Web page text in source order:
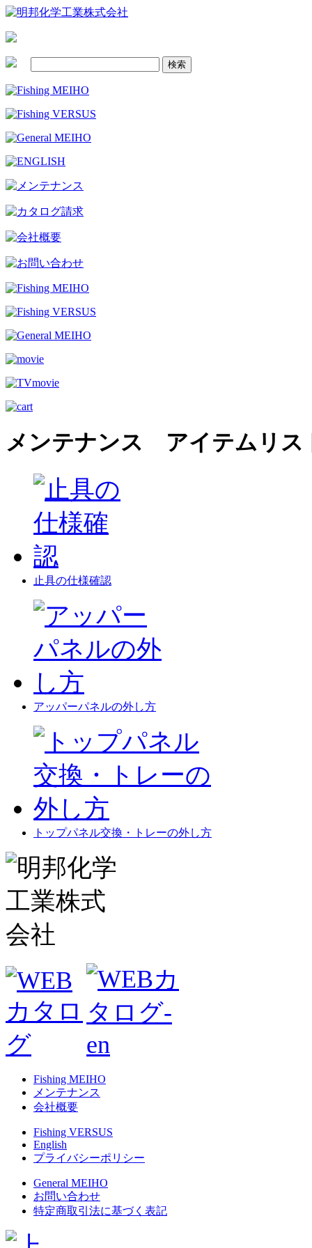
メンテナンス アイテムリス
止具の仕様確認
アッパーパネルの外し方
トップパネル交換・トレーの外し方
Fishing MEIHO
メンテナンス
会社概要
Fishing VERSUS
English
プライバシーポリシー
General MEIHO
お問い合わせ
特定商取引法に基づく表記